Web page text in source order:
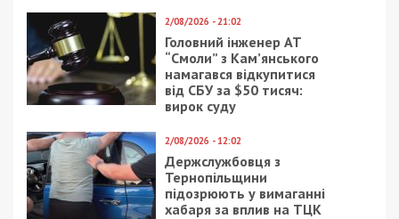
2/08/2026 - 21:02
Головний інженер АТ
“Смоли” з Кам’янського
намагався відкупитися
від СБУ за $50 тисяч:
вирок суду
2/08/2026 - 12:02
Держслужбовця з
Тернопільщини
підозрюють у вимаганні
хабаря за вплив на ТЦК